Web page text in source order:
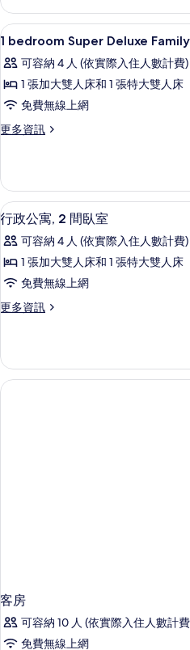
相
片
Premier
Twin
的
情
顯
示
1
bedroom
Super
Deluxe
所
有
相
片
1
1 bedroom Super Deluxe Family
可容納 4 人 (依實際入住人數計費)
1 張加大雙人床和 1 張特大雙人床
免費無線上網
更多資訊
更
Super
Deluxe
Family
的
詳
情
顯
示
行
政
公
寓,
間
臥
1
行政公寓, 2 間臥室
可容納 4 人 (依實際入住人數計費)
1 張加大雙人床和 1 張特大雙人床
免費無線上網
更多資訊
更
公
寓,
2
客房
可容納 10 人 (依實際入住人數計
免費無線上網